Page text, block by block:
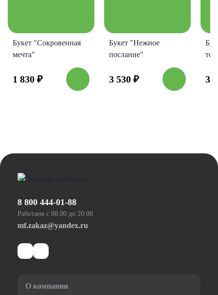
Букет "Сокровенная
мечта"
1 830 ₽
Букет "Нежное
послание"
3 530 ₽ 3
8 800 444-01-88
Работаем с 08:00 до 20:00
mf.zakaz@yandex.ru
О компании